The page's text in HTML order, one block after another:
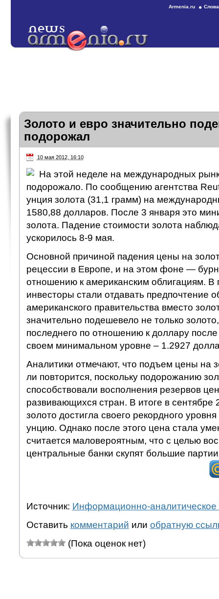
Armenia.ru
Золото и евро значительно
подорожал
10 мая 2012, 16:10
На этой неделе на международных
подорожало. По сообщению агентства
унция золота (31,1 грамм) на
1580,88 долларов. После 3 января это
золота. Падение стоимости золота
ускорилось 8-9 мая.
Основной причиной падения цены на
рецессии в Европе, и на этом фоне —
отношению к американским облигациям. В
инвесторы стали отдавать предпочтение
американского правительства вместо
значительно подешевело не только
последнего по отношению к доллару
своем минимальном уровне – 1.2927
Аналитики отмечают, что подъем цены на
ли повторится, поскольку подорожанию
способствовали восполнения резервов
развивающихся стран. В итоге в сентябре
золото достигла своего рекордного
унцию. Однако после этого цена стала
считается маловероятным, что с целью
центральные банки скупят большие
Источник: Информационно-аналитическое
Оставить комментарий или обратную
(Пока оценок нет)